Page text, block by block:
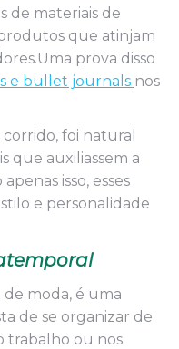
de materiais de
que atinjam
prova disso
e bullet journals nos
corrido, foi natural
que auxiliassem a
isso, esses
e personalidade
de moda, é uma
de se organizar de
trabalho ou nos